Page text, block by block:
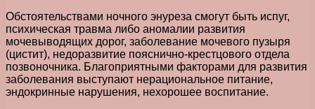
Обстоятельствами ночного энуреза смогут быть испуг,
психическая травма либо аномалии развития
мочевыводящих дорог, заболевание мочевого пузыря
(цистит), недоразвитие пояснично-крестцового отдела
позвоночника. Благоприятными факторами для развития
заболевания выступают нерациональное питание,
эндокринные нарушения, нехорошее воспитание.